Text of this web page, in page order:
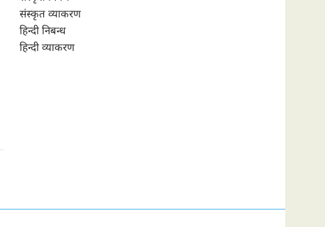
संस्कृत व्याकरण
हिन्दी निबन्ध
हिन्दी व्याकरण